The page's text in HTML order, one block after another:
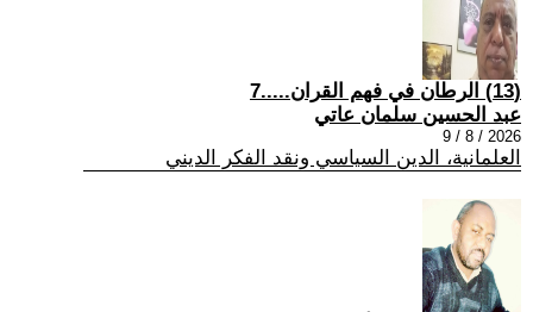
(13) الرطان في فهم القران.....7
عبد الحسين سلمان عاتي
2026 / 8 / 9
العلمانية، الدين السياسي ونقد الفكر الديني